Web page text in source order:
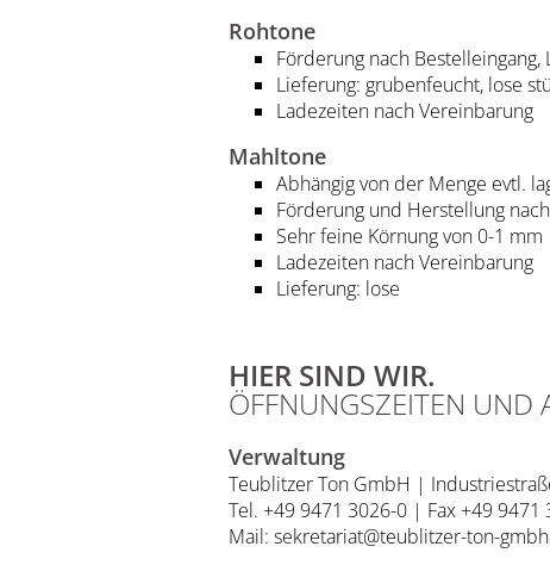
Rohtone
Förderung nach
Lieferung: grubenfeucht, lose
Ladezeiten nach Vereinbarung
Mahltone
Abhängig von der Menge evtl.
Förderung und Herstellung
Sehr feine Körnung von 0-1 mm
Ladezeiten nach Vereinbarung
Lieferung: lose
HIER SIND WIR.
ÖFFNUNGSZEITEN UND
Verwaltung
Teublitzer Ton GmbH |
Tel. +49 9471 3026-0 | Fax +49 9471
Mail: sekretariat@teublitzer-ton-